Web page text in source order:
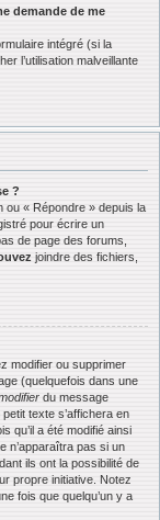
demande de me
intégré (si la
l’utilisation malveillante
?
ou « Répondre » depuis la
pour écrire un
de page des forums,
joindre des fichiers,
modifier ou supprimer
(quelquefois dans une
du message
texte s’affichera en
qu’il a été modifié ainsi
n’apparaîtra pas si un
ils ont la possibilité de
propre initiative. Notez
fois que quelqu’un y a